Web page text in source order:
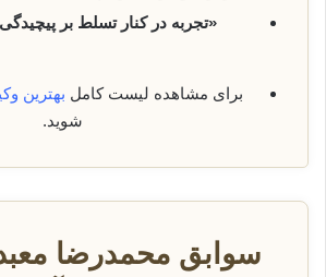
«تجربه در کنار تسلط بر
برای مشاهده لیست کامل بهترین
شوید.
سوابق محمدرضا